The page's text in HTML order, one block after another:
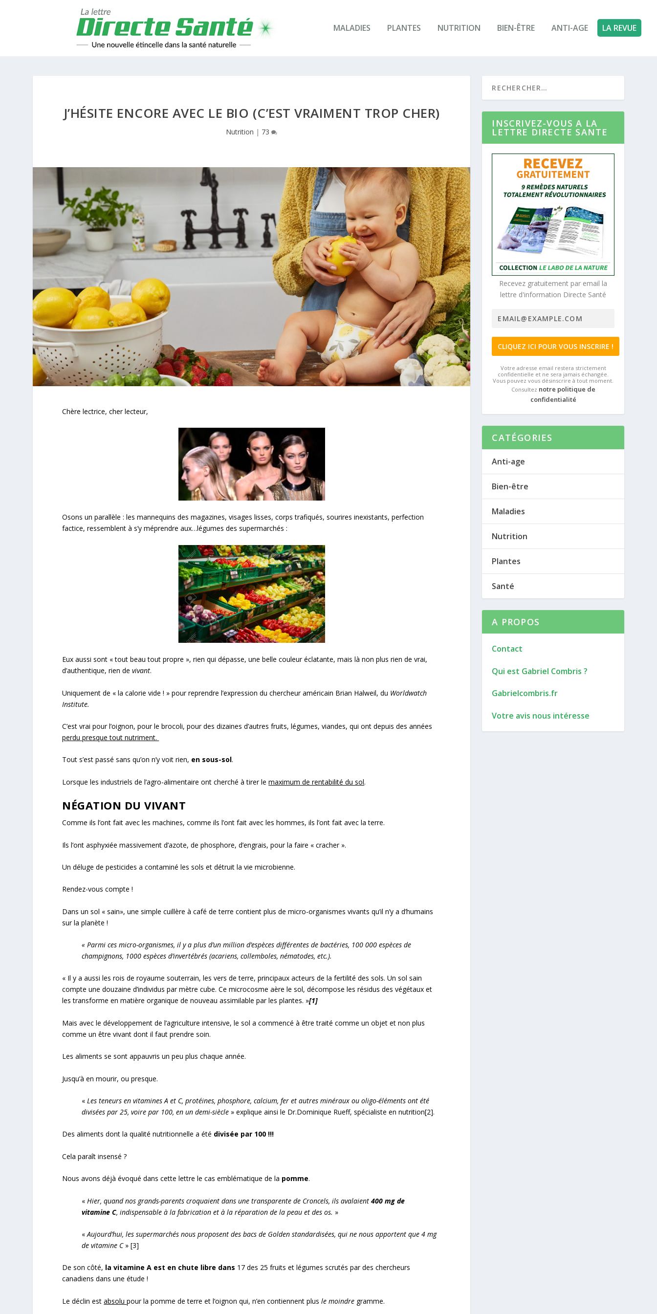
MALADIES PLANTES NUTRITION BIEN-ÊTRE ANTI-AGE LA REVUE
J’HÉSITE ENCORE AVEC LE BIO (C’EST VRAIMENT TROP CHER)
Nutrition | 73
Chère lectrice, cher lecteur,
Osons un parallèle : les mannequins des magazines, visages lisses, corps trafiqués, sourires inexistants, perfection
factice, ressemblent à s’y méprendre aux…légumes des supermarchés :
Eux aussi sont « tout beau tout propre », rien qui dépasse, une belle couleur éclatante, mais là non plus rien de vrai,
d’authentique, rien devivant.
Uniquement de « la calorie vide ! » pour reprendre l’expression du chercheur américain Brian Halweil, du Worldwatch
Institute.
C’est vrai pour l’oignon, pour le brocoli, pour des dizaines d’autres fruits, légumes, viandes, qui ont depuis des années
perdu presque tout nutriment.
Tout s’est passé sans qu’on n’y voit rien, en sous-sol.
Lorsque les industriels de l’agro-alimentaire ont cherché à tirer lemaximum de rentabilité du sol.
NÉGATION DU VIVANT
Comme ils l’ont fait avec les machines, comme ils l’ont fait avec les hommes, ils l’ont fait avec la terre.
Ils l’ont asphyxiée massivement d’azote, de phosphore, d’engrais, pour la faire « cracher ».
Un déluge de pesticides a contaminé les sols et détruit la vie microbienne.
Rendez-vous compte !
Dans un sol « sain», une simple cuillère à café de terre contient plus de micro-organismes vivants qu’il n’y a d’humains
sur la planète !
« Parmi ces micro-organismes, il y a plus d’un million d’espèces différentes de bactéries, 100 000 espèces de
champignons, 1000 espèces d’invertébrés (acariens, collemboles, nématodes, etc.).
« Il y a aussi les rois de royaume souterrain, les vers de terre, principaux acteurs de la fertilité des sols. Un sol sain
compte une douzaine d’individus par mètre cube. Ce microcosme aère le sol, décompose les résidus des végétaux et
les transforme en matière organique de nouveau assimilable par les plantes. »[1]
Mais avec le développement de l’agriculture intensive, le sol a commencé à être traité comme un objet et non plus
comme un être vivant dont il faut prendre soin.
Les aliments se sont appauvris un peu plus chaque année.
Jusqu’à en mourir, ou presque.
«Les teneurs en vitamines A et C, protéines, phosphore, calcium, fer et autres minéraux ou oligo-éléments ont été
divisées par 25, voire par 100, en un demi-siècle » explique ainsi le Dr.Dominique Rueff, spécialiste en nutrition[2].
Des aliments dont la qualité nutritionnelle a été divisée par 100 !!!
Cela paraît insensé ?
Nous avons déjà évoqué dans cette lettre le cas emblématique de la pomme.
« Hier, quand nos grands-parents croquaient dans unetransparente de Croncels, ils avalaient400 mg de
vitamine C, indispensableàla fabrication etàla réparation de la peau et des os. »
«Aujourd’hui, les supermarchés nous proposent des bacs de Golden standardisées, qui ne nous apportent que 4 mg
de vitamine C »[3]
De son côté, la vitamine A est en chute libre dans 17 des 25 fruits et légumes scrutés par des chercheurs
canadiens dans une étude !
Le déclin estabsolupour la pomme de terre et l’oignon qui, n’en contiennent plusle moindre gramme.
INSCRIVEZ-VOUS A LA
LETTRE DIRECTE SANTE
Recevez gratuitement par email la
lettre d'information Directe Santé
Votre adresse email restera strictement
confidentielle et ne sera jamais échangée.
Vous pouvez vous désinscrire à tout moment.
Consultez notre politique de
confidentialité
CATÉGORIES
Anti-age
Bien-être
Maladies
Nutrition
Plantes
Santé
A PROPOS
Contact
Qui est Gabriel Combris ?
Gabrielcombris.fr
Votre avis nous intéresse